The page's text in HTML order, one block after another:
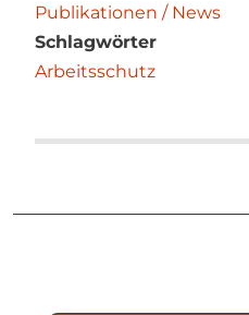
Publikationen / News
Schlagwörter
Arbeitsschutz